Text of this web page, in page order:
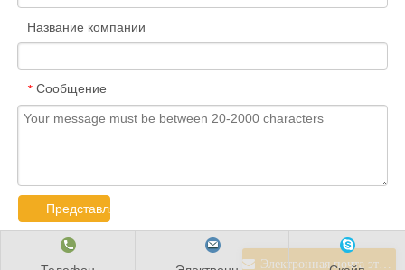
Строительство
Электронная почта этому поставщику
Название компании
* Сообщение
Представлять на рассмотрение